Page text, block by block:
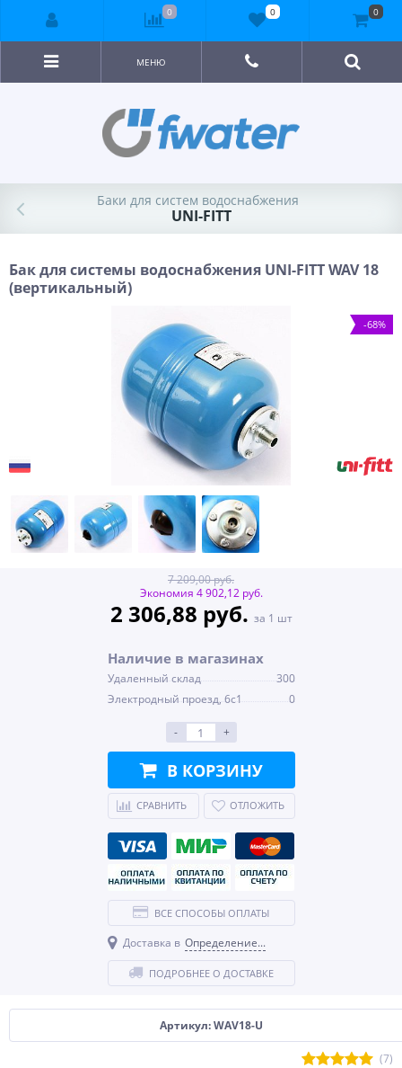
МЕНЮ
Баки для систем водоснабжения
UNI-FITT
Бак для системы водоснабжения UNI-FITT WAV 18
(вертикальный)
-68%
Артикул: WAV18-U
(7)
7 209,00 руб.
Экономия 4 902,12 руб.
2 306,88 руб. за 1 шт
Наличие в магазинах
Удаленный склад
300
Электродный проезд, 6с1
0
- +
В КОРЗИНУ
СРАВНИТЬ ОТЛОЖИТЬ
ВСЕ СПОСОБЫ ОПЛАТЫ
Доставка в Определение...
ПОДРОБНЕЕ О ДОСТАВКЕ
0 0 0